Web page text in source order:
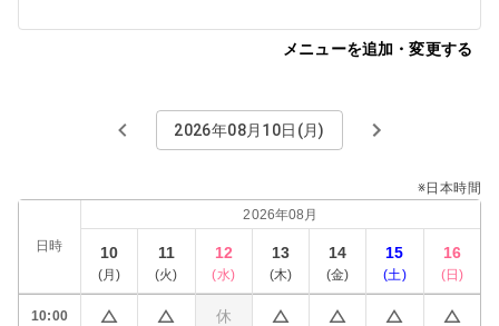
メニューを追加・変更する
2026年08月10日(月)
※日本時間
日時
2026年08月
10
(月)
11
(火)
12
(水)
13
(木)
14
(金)
15
(土)
16
(日 )
10:00 休